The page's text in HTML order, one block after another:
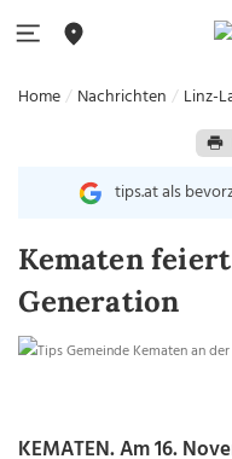
Home Nachrichten Linz-
tips.at als
Kematen
Generation
KEMATEN. Am 16.